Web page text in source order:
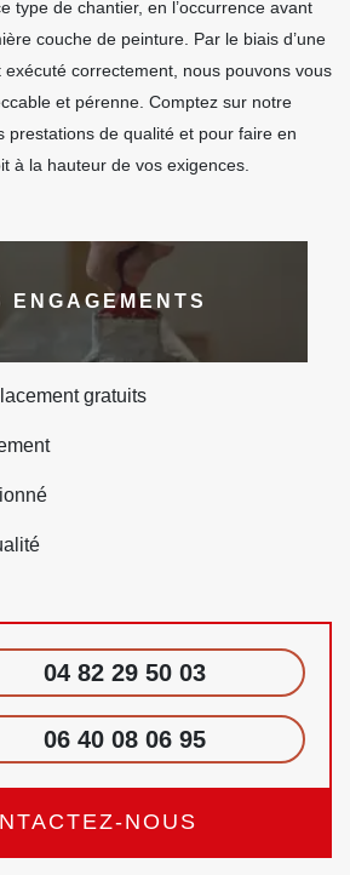
type de chantier, en l’occurrence avant
couche de peinture. Par le biais d’une
correctement, nous pouvons vous
et pérenne. Comptez sur notre
prestations de qualité et pour faire en
à la hauteur de vos exigences.
ENGAGEMENTS
gratuits
04 82 29 50 03
06 40 08 06 95
NOUS